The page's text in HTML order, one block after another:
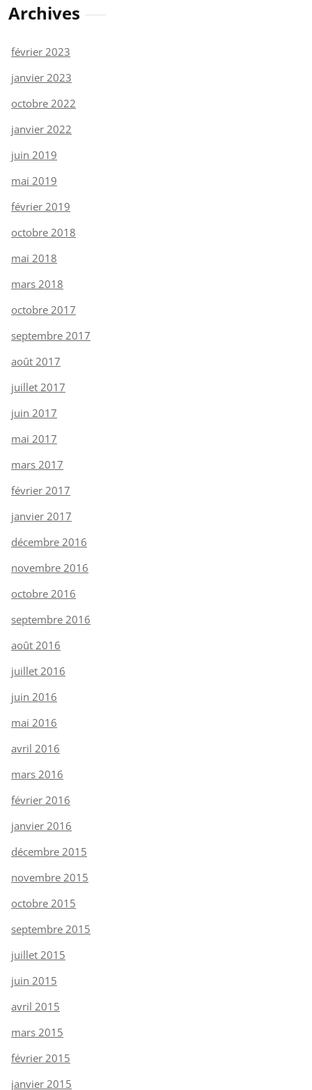
Archives
février 2023
janvier 2023
octobre 2022
janvier 2022
juin 2019
mai 2019
février 2019
octobre 2018
mai 2018
mars 2018
octobre 2017
septembre 2017
août 2017
juillet 2017
juin 2017
mai 2017
mars 2017
février 2017
janvier 2017
décembre 2016
novembre 2016
octobre 2016
septembre 2016
août 2016
juillet 2016
juin 2016
mai 2016
avril 2016
mars 2016
février 2016
janvier 2016
décembre 2015
novembre 2015
octobre 2015
septembre 2015
juillet 2015
juin 2015
avril 2015
mars 2015
février 2015
janvier 2015